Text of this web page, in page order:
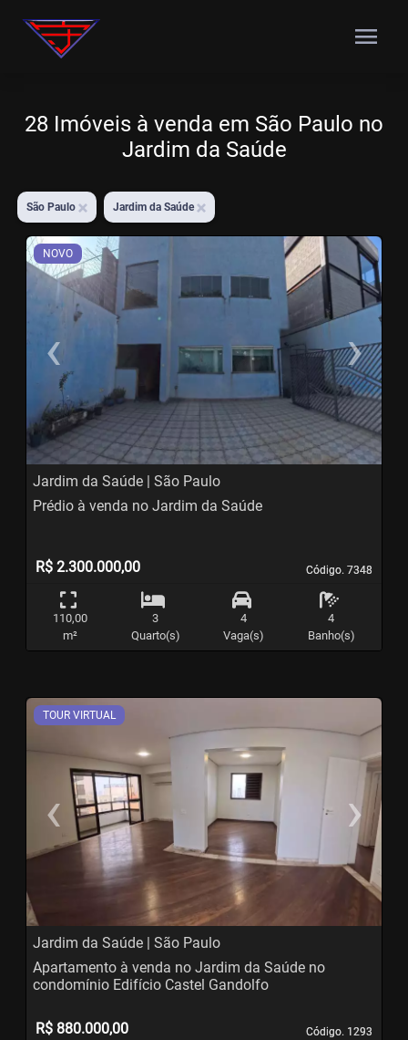
menu
28 Imóveis à venda em São Paulo no
Jardim da Saúde
São Paulo Jardim da Saúde
NOVO
‹
Previous
›
Jardim da Saúde | São Paulo
Código. 7348
Código. 7348
Prédio à venda no Jardim da Saúde
R$ 2.300.000,00
110,00
m²
3
Quarto(s)
4
Vaga(s)
4
Banho(s)
TOUR VIRTUAL
‹
Previous
›
Jardim da Saúde | São Paulo
Código. 1293
Código. 1293
Apartamento à venda no Jardim da Saúde no
condomínio Edifício Castel Gandolfo
R$ 880.000,00